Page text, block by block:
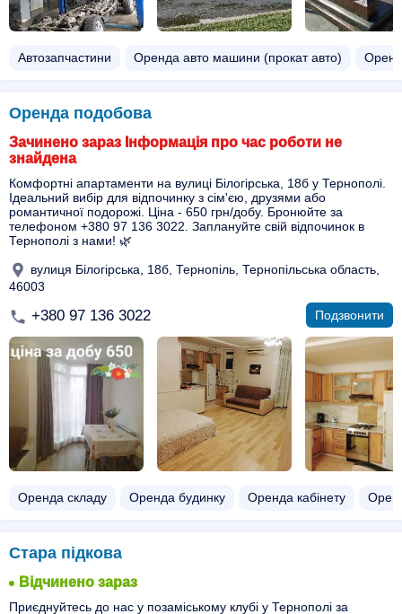
Автозапчастини Оренда авто машини (прокат авто)
Оренда подобова
Зачинено зараз Інформація про час роботи не
знайдена
Комфортні апартаменти на вулиці Білогірська, 18б у Тернополі.
Ідеальний вибір для відпочинку з сім'єю, друзями або
романтичної подорожі. Ціна - 650 грн/добу. Бронюйте за
телефоном +380 97 136 3022. Заплануйте свій відпочинок в
Тернополі з нами! 🌿
вулиця Білогірська, 18б, Тернопіль, Тернопільська область,
46003
+380 97 136 3022 Подзвонити
Оренда складу Оренда будинку Оренда кабінету
Стара підкова
Відчинено зараз
Приєднуйтесь до нас у позаміському клубі у Тернополі за